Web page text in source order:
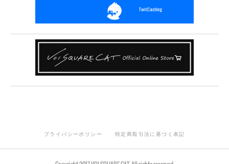
プライバシーポリシー 特定商取引法に基づく表記